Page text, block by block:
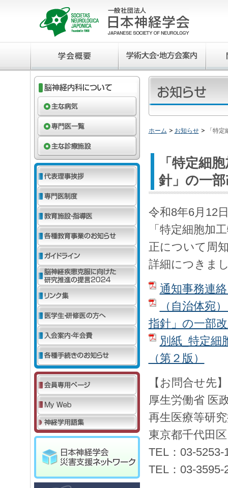
ホーム お知らせ 「特
「特定細
針」の一
令和8年6月12
「特定細胞加
正について周
詳細につきま
通知事務連
（自治体宛
指針」の一部
別紙_特定細
（第２版）
【お問合せ先】
厚生労働省 医
再生医療等研
東京都千代田
TEL：03-5253-
TEL：03-